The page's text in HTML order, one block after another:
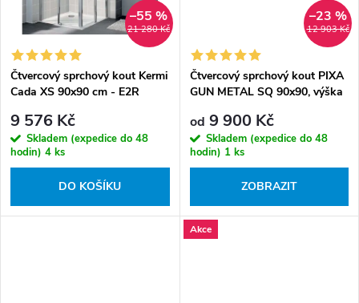
21 280 Kč
–55 %
Čtvercový sprchový kout Kermi
Cada XS 90x90 cm - E2R
9 576 Kč
Skladem (expedice do 48
hodin) 4 ks
DO KOŠÍKU
12 903 Kč
–23 %
Čtvercový sprchový kout PIXA
GUN METAL SQ 90x90, výška
od 9 900 Kč
Skladem (expedice do 48
hodin) 1 ks
ZOBRAZIT
Akce